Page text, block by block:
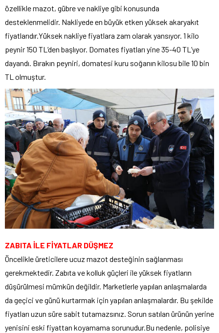
özellikle mazot, gübre ve nakliye gibi konusunda
desteklenmelidir. Nakliyede en büyük etken yüksek akaryakıt
fiyatlarıdır.Yüksek nakliye fiyatlara zam olarak yansıyor. 1 kilo
peynir 150 TL’den başlıyor. Domates fiyatları yine 35-40 TL’ye
dayandı. Bırakın peyniri, domatesi kuru soğanın kilosu bile 10 bin
TL olmuştur.
ZABITA İLE FİYATLAR DÜŞMEZ
Öncelikle üreticilere ucuz mazot desteğinin sağlanması
gerekmektedir. Zabıta ve kolluk güçleri ile yüksek fiyatların
düşürülmesi mümkün değildir. Marketlerle yapılan anlaşmalarda
da geçici ve günü kurtarmak için yapılan anlaşmalardır. Bu şekilde
fiyatları uzun süre sabit tutamazsınız. Sorun satılan ürünün yerine
yenisini eski fiyattan koyamama sorunudur.Bu nedenle, polisiye